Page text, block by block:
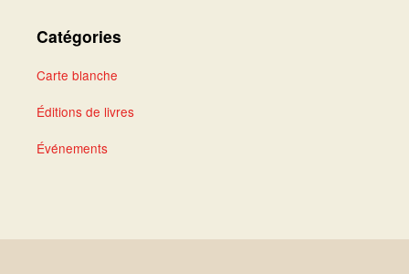
Catégories
Carte blanche
Éditions de livres
Événements